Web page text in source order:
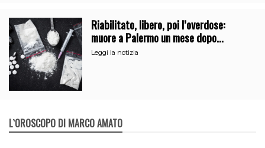
Riabilitato, libero, poi l’overdose:
muore a Palermo un mese dopo
l’uscita dalla comunità
Leggi la notizia
L`OROSCOPO DI MARCO AMATO